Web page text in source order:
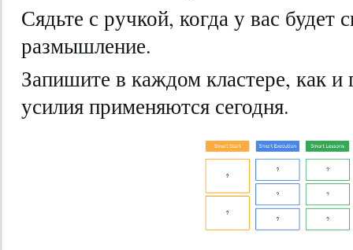
Сядьте с ручкой, когда у вас будет
размышление.
Запишите в каждом кластере, как и
усилия применяются сегодня.